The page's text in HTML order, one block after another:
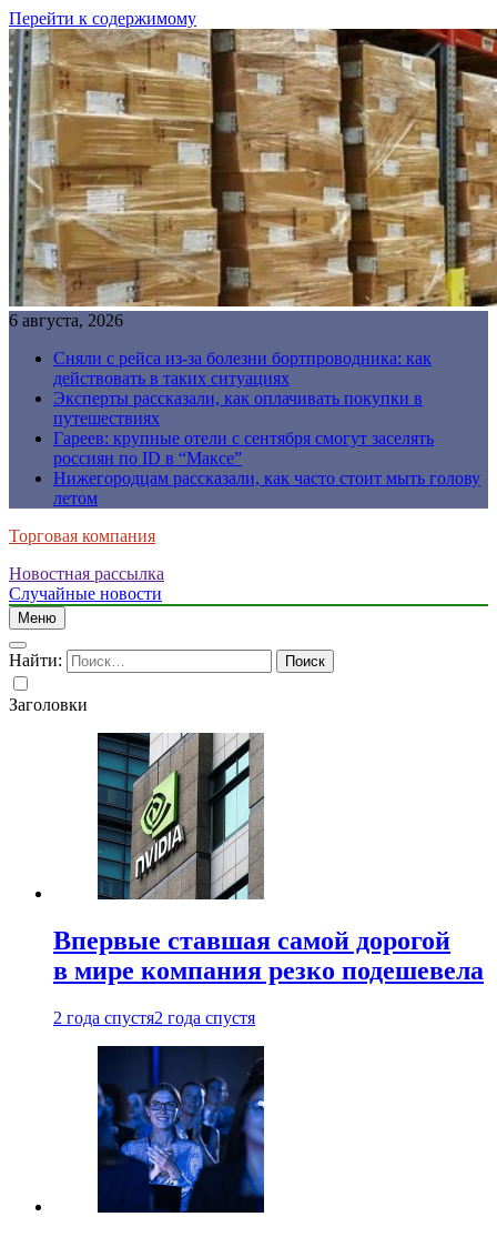
Перейти к содержимому
6 августа, 2026
Сняли с рейса из-за болезни бортпроводника: как
действовать в таких ситуациях
Эксперты рассказали, как оплачивать покупки в
путешествиях
Гареев: крупные отели с сентября смогут заселять
россиян по ID в “Максе”
Нижегородцам рассказали, как часто стоит мыть голову
летом
Торговая компания
Новостная рассылка
Случайные новости
Меню
Найти:
Заголовки
Впервые ставшая самой дорогой
в мире компания резко подешевела
2 года спустя2 года спустя